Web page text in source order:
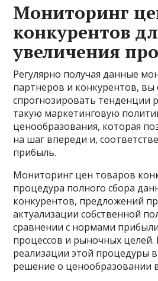
Мониторинг
конкурентов
увеличения
Регулярно получая данные
партнеров и конкурентов, вы
спрогнозировать тенденции
такую маркетинговую
ценообразования, которая
на шаг впереди и,
прибыль.
Мониторинг цен товаров
процедура полного сбора
конкурентов, предложений
актуализации собственной
сравнении с нормами
процессов и рыночных целей.
реализации этой процедуры
решение о ценообразовании